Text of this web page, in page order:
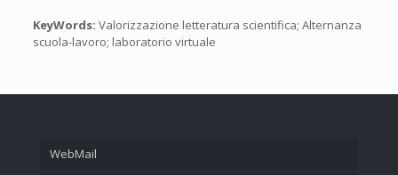
KeyWords: Valorizzazione letteratura scientifica; Alternanza
scuola-lavoro; laboratorio virtuale
WebMail